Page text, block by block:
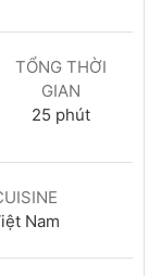
TỔNG THỜI
GIAN
25 phút
Nam